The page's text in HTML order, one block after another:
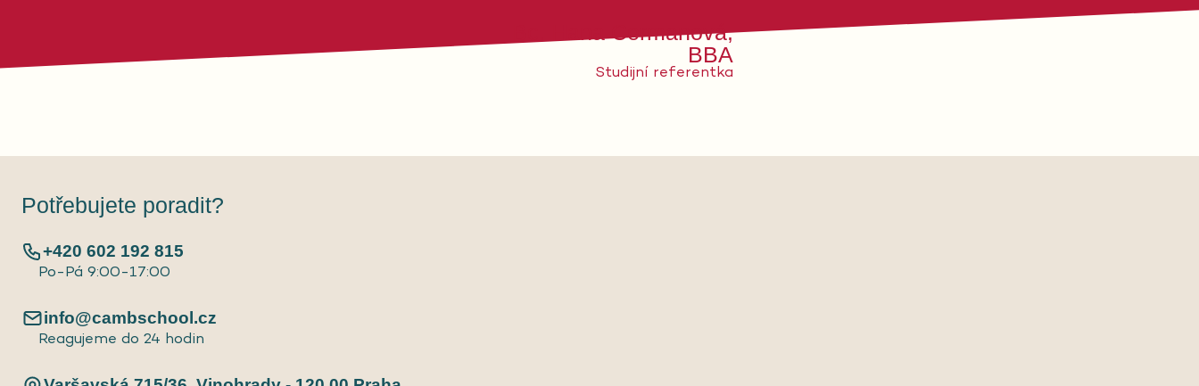
Bc. Hana Cermanová,
BBA
Studijní referentka
Potřebujete poradit?
+420 602 192 815
Po-Pá 9:00-17:00
info@cambschool.cz
Reagujeme do 24 hodin